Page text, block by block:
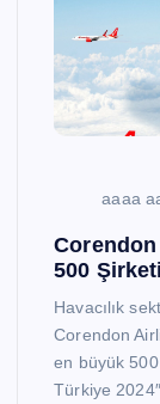
aaaa
500
Havacılık
Corendon
en büyük 500
Türkiye